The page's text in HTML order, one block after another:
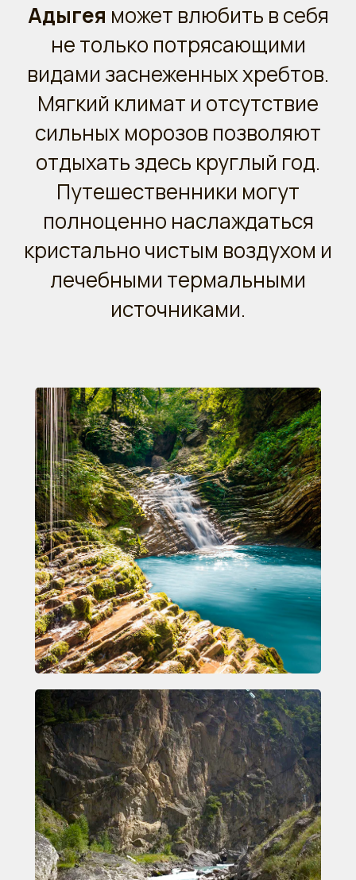
Адыгея может влюбить в себя
не только потрясающими
видами заснеженных хребтов.
Мягкий климат и отсутствие
сильных морозов позволяют
отдыхать здесь круглый год.
Путешественники могут
полноценно наслаждаться
кристально чистым воздухом и
лечебными термальными
источниками.